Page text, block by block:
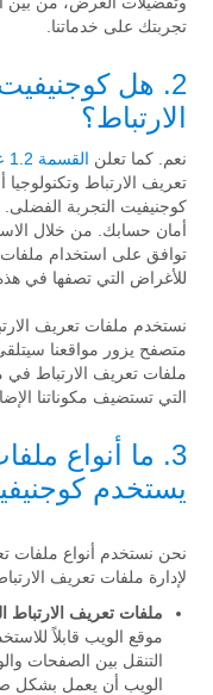
تجربتك على خدماتنا.
2. هل
الارتباط؟
نعم. كما تعلن القسمة 1.2 عند سياسة الخصوصية
تعريف الارتباط
كوجنيفيت التجربة
أمان حسابك. من خلال
توافق على استخدام ملفات
للأغراض التي تصفها في
نستخدم ملفات تعريف
متصفح يزور مواقعنا
ملفات تعريف الارتباط في
التي تستضيف مكوناتنا
3. ما أنواع
يستخدم
نحن نستخدم أنواع ملفات
لإدارة ملفات تعريف
ملفات تعريف الارتباط
موقع الويب قابلاً
التنقل بين الصفحات
الويب أن يعمل بشكل